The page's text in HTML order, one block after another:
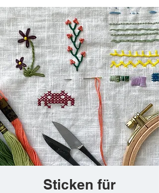
Sticken für